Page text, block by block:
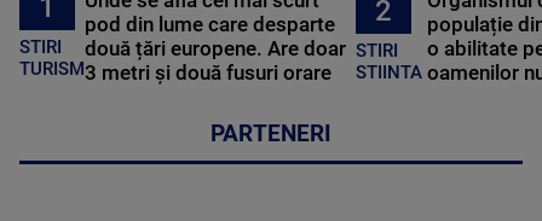
STIRI
TURISM
pod din lume care desparte
două țări europene. Are doar
3 metri și două fusuri orare
2
STIRI
STIINTA
populație
o abilitate
oamenilor
PARTENERI